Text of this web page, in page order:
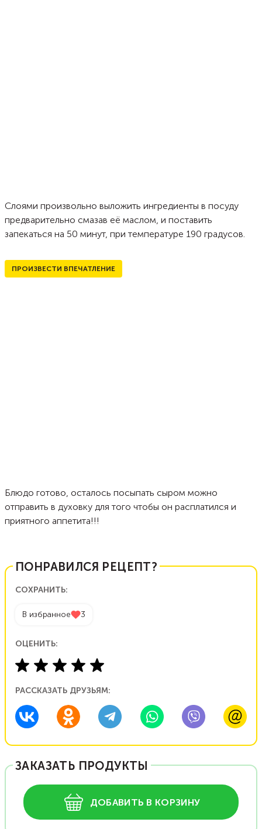
Слоями произвольно выложить ингредиенты в посуду
предварительно смазав её маслом, и поставить
запекаться на 50 минут, при температуре 190 градусов.
ПРОИЗВЕСТИ ВПЕЧАТЛЕНИЕ
Блюдо готово, осталось посыпать сыром можно
отправить в духовку для того чтобы он расплатился и
приятного аппетита!!!
ПОНРАВИЛСЯ РЕЦЕПТ?
СОХРАНИТЬ:
В избранное 3
ОЦЕНИТЬ:
РАССКАЗАТЬ ДРУЗЬЯМ:
ЗАКАЗАТЬ ПРОДУКТЫ
ДОБАВИТЬ В КОРЗИНУ